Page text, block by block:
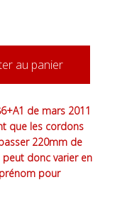
au panier
de mars 2011
que les cordons
220mm de
donc varier en
pour